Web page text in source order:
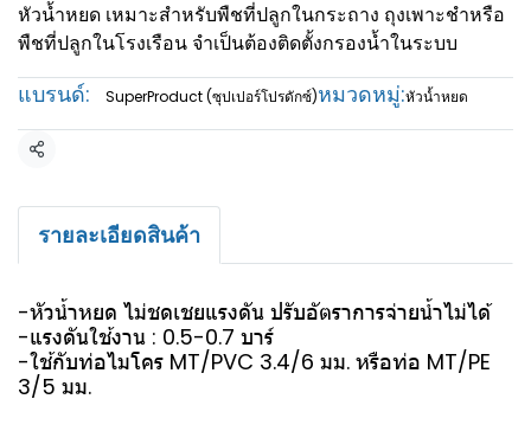
หัวน้ำหยด เหมาะสำหรับพืชที่ปลูกในกระถาง ถุงเพาะชำหรือ
พืชที่ปลูกในโรงเรือน จำเป็นต้องติดตั้งกรองน้ำในระบบ
แบรนด์: SuperProduct (ซุปเปอร์โปรดักซ์)หมวดหมู่:หัวน้ำหยด
แชร์
รายละเอียดสินค้า
-หัวน้ำหยด ไม่ชดเชยแรงดัน ปรับอัตราการจ่ายน้ำไม่ได้
-แรงดันใช้งาน : 0.5-0.7 บาร์
-ใช้กับท่อไมโคร MT/PVC 3.4/6 มม. หรือท่อ MT/PE
3/5 มม.